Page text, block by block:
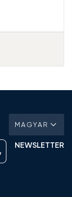
MAGYAR
NEWSLETTER